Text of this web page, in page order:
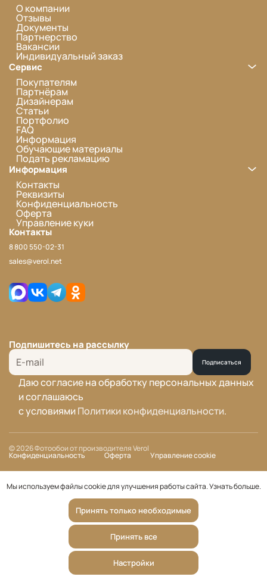
О компании
Отзывы
Документы
Партнерство
Вакансии
Индивидуальный заказ
Сервис
Покупателям
Партнёрам
Дизайнерам
Статьи
Портфолио
FAQ
Информация
Обучающие материалы
Подать рекламацию
Информация
Контакты
Реквизиты
Конфиденциальность
Оферта
Управление куки
Контакты
8 800 550-02-31
sales@verol.net
Подпишитесь на рассылку
Подписаться
Даю согласие на обработку персональных данных
и соглашаюсь
с условиямиПолитики конфиденциальности.
© 2026 Фотообои от производителя Verol
Конфиденциальность Оферта Управление cookie
Мы используем файлы cookie для улучшения работы сайта.Узнать больше.
Принять только необходимые
Принять все
Настройки